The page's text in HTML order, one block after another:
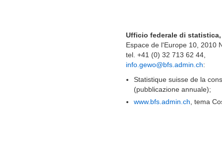
Ufficio federale di
Espace de l'Europe 10, 2010
tel. +41 (0) 32 713 62 44,
info.gewo@bfs.admin.ch:
Statistique suisse de la
(pubblicazione annuale);
www.bfs.admin.ch , tema